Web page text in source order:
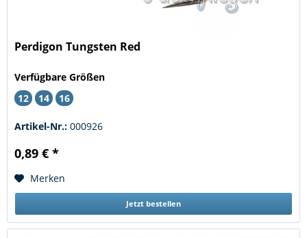
Perdigon Tungsten Red
Verfügbare Größen
12
14 16
Artikel-Nr.: 000926
0,89 € *
Merken
Jetzt bestellen